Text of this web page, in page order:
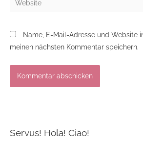
Name, E-Mail-Adresse und Website
meinen nächsten Kommentar speichern.
Servus! Hola! Ciao!